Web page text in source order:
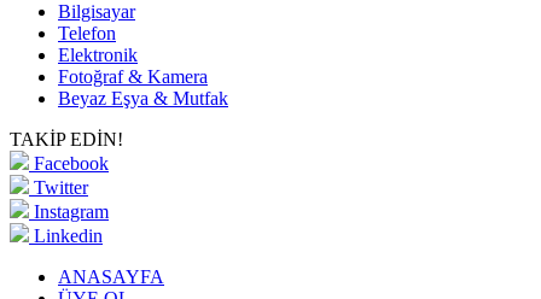
Bilgisayar
Telefon
Elektronik
Fotoğraf & Kamera
Beyaz Eşya & Mutfak
TAKİP EDİN!
Facebook
Twitter
Instagram
Linkedin
ANASAYFA